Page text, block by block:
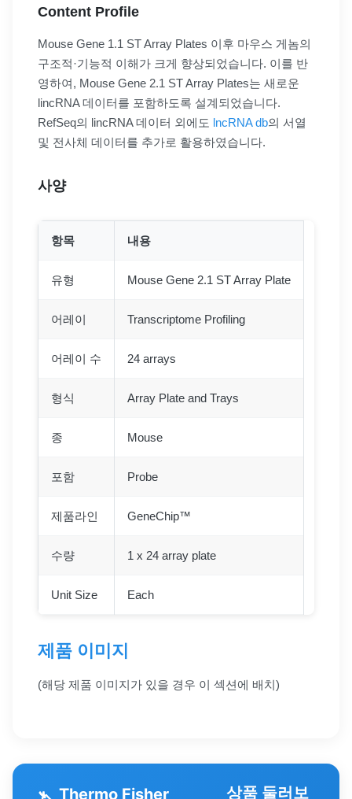
Content Profile
Mouse Gene 1.1 ST Array Plates 이후 마우스 게놈의
구조적·기능적 이해가 크게 향상되었습니다. 이를 반
영하여, Mouse Gene 2.1 ST Array Plates는 새로운
lincRNA 데이터를 포함하도록 설계되었습니다.
RefSeq의 lincRNA 데이터 외에도 lncRNA db의 서열
및 전사체 데이터를 추가로 활용하였습니다.
사양
항목 내용
유형 Mouse Gene 2.1 ST Array Plate
어레이 Transcriptome Profiling
어레이 수 24 arrays
형식 Array Plate and Trays
종 Mouse
포함 Probe
제품라인 GeneChip™
수량 1 x 24 array plate
Unit Size Each
제품 이미지
(해당 제품 이미지가 있을 경우 이 섹션에 배치)
Thermo Fisher 상품 둘러보